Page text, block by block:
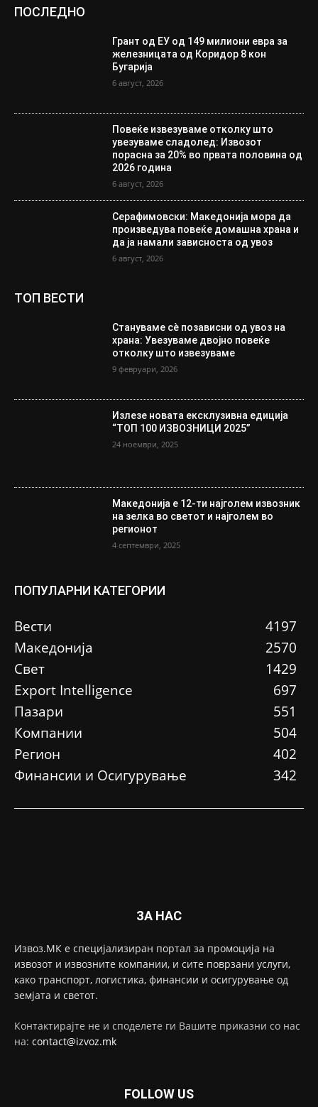
ПОСЛЕДНО
Грант од ЕУ од 149 милиони евра за
железницата од Коридор 8 кон
Бугарија
6 август, 2026
Повеќе извезуваме отколку што
увезуваме сладолед: Извозот
порасна за 20% во првата половина од
2026 година
6 август, 2026
Серафимовски: Македонија мора да
произведува повеќе домашна храна и
да ја намали зависноста од увоз
6 август, 2026
ТОП ВЕСТИ
Стануваме сè позависни од увоз на
храна: Увезуваме двојно повеќе
отколку што извезуваме
9 февруари, 2026
Излезе новата ексклузивна едиција
“ТОП 100 ИЗВОЗНИЦИ 2025”
24 ноември, 2025
Македонија е 12-ти најголем извозник
на зелка во светот и најголем во
регионот
4 септември, 2025
ПОПУЛАРНИ КАТЕГОРИИ
Вести
4197
Македонија
2570
Свет
1429
Еxport Intelligence
697
Пазари
551
Компании
504
Регион
402
Финансии и Осигурување
342
ЗА НАС
Извоз.МК е специјализиран портал за промоција на
извозот и извозните компании, и сите поврзани услуги,
како транспорт, логистика, финансии и осигурување од
земјата и светот.
Контактирајте не и споделете ги Вашите приказни со нас
на: contact@izvoz.mk
FOLLOW US